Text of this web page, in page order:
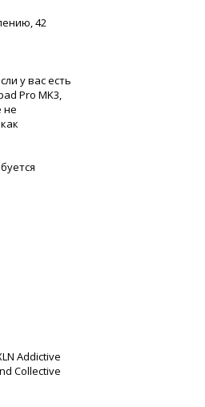
42
у вас есть
Pro MK3,
не
Addictive
Collective